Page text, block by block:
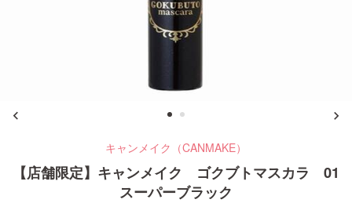
キャンメイク（CANMAKE）
【店舗限定】キャンメイク ゴクブトマスカラ 01
スーパーブラック